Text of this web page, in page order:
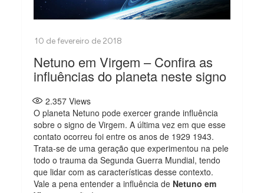
Netuno em Virgem – Confira as
influências do planeta neste signo
2.357 Views
O planeta Netuno pode exercer grande influência
sobre o signo de Virgem. A última vez em que esse
contato ocorreu foi entre os anos de 1929 1943.
Trata-se de uma geração que experimentou na pele
todo o trauma da Segunda Guerra Mundial, tendo
que lidar com as características desse contexto.
Vale a pena entender a influência de Netuno em